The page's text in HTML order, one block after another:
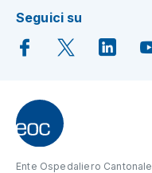
Seguici su
Ente Ospedaliero Cantonale